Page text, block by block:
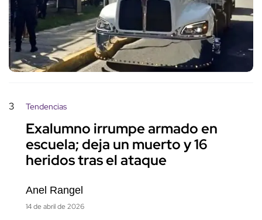
3 Tendencias
Exalumno irrumpe armado en
escuela; deja un muerto y 16
heridos tras el ataque
Anel Rangel
14 de abril de 2026